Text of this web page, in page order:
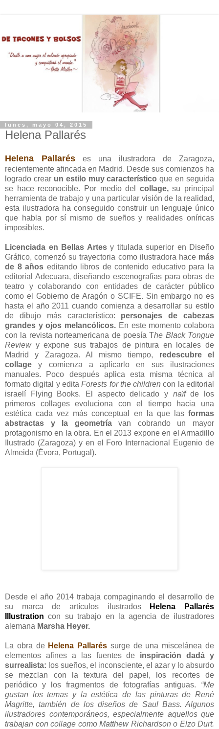
lunes, mayo 04, 2015
Helena Pallarés
Helena Pallarés es una ilustradora de Zaragoza,
recientemente afincada en Madrid. Desde sus comienzos ha
logrado crear un estilo muy característico que en seguida
se hace reconocible. Por medio del collage,su principal
herramienta de trabajo y una particular visión de la realidad,
esta ilustradora ha conseguido construir un lenguaje único
que habla por sí mismo de sueños y realidades oníricas
imposibles.
Licenciada en Bellas Artesy titulada superior en Diseño
Gráfico, comenzó su trayectoria como ilustradora hace más
de 8 años editando libros de contenido educativo para la
editorial Adecuara, diseñando escenografías para obras de
teatro y colaborando con entidades de carácter público
como el Gobierno de Aragón o SCIFE. Sin embargo no es
hasta el año 2011 cuando comienza a desarrollar su estilo
de dibujo más característico: personajes de cabezas
grandes y ojos melancólicos. En este momento colabora
con la revista norteamericana de poesía The Black Tongue
Reviewy expone sus trabajos de pintura en locales de
Madrid y Zaragoza. Al mismo tiempo, redescubre el
collagey comienza a aplicarlo en sus ilustraciones
manuales. Poco después aplica esta misma técnica al
formato digital y editaForests for the children con la editorial
israelí Flying Books. El aspecto delicado y naïfde los
primeros collages evoluciona con el tiempo hacia una
estética cada vez más conceptual en la que las formas
abstractas y la geometríavan cobrando un mayor
protagonismo en la obra. En el 2013 expone en el Armadillo
Ilustrado (Zaragoza) y en el Foro Internacional Eugenio de
Almeida (Évora, Portugal).
Desde el año 2014 trabaja compaginando el desarrollo de
su marca de artículos ilustrados
Helena Pallarés
Illustration con su trabajo en la agencia de ilustradores
alemana Marsha Heyer.
La obra de Helena Pallarés surge de una miscelánea de
elementos afines a las fuentes de inspiración dadá y
surrealista: los sueños, el inconsciente, el azar y lo absurdo
se mezclan con la textura del papel, los recortes de
periódico y los fragmentos de fotografías antiguas. “Me
gustan los temas y la estética de las pinturas de René
Magritte, también de los diseños de Saul Bass. Algunos
ilustradores contemporáneos, especialmente aquellos que
trabajan con collage como Matthew Richardson o Elzo Durt.